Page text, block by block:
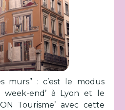
murs” : c’est le modus
week-end’ à Lyon et le
Tourisme’ avec cette